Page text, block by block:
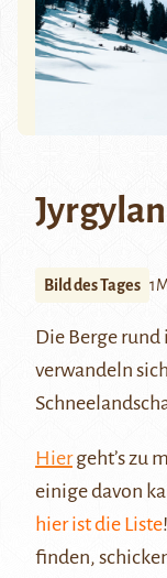
Bild des Tages
Die Berge
verwandeln
Hiergeht’s zu
einige davon
hier ist die Liste
finden,